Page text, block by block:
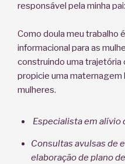
responsável pela minha
Como doula meu trabalho
informacional para as
construindo uma trajetória
propicie uma maternagem
mulheres.
Especialista em alívio
Consultas avulsas de
elaboração de plano